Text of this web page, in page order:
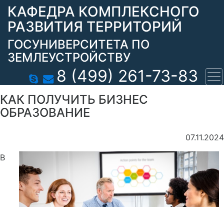
КАФЕДРА КОМПЛЕКСНОГО
РАЗВИТИЯ ТЕРРИТОРИЙ
ГОСУНИВЕРСИТЕТА ПО
ЗЕМЛЕУСТРОЙСТВУ
8 (499) 261-73-83
КАК ПОЛУЧИТЬ БИЗНЕС
ОБРАЗОВАНИЕ
07.11.2024
В